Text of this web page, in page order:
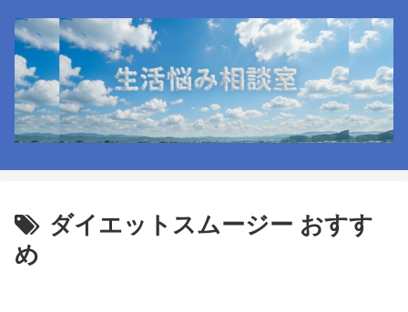
ダイエットスムージー おすす
め